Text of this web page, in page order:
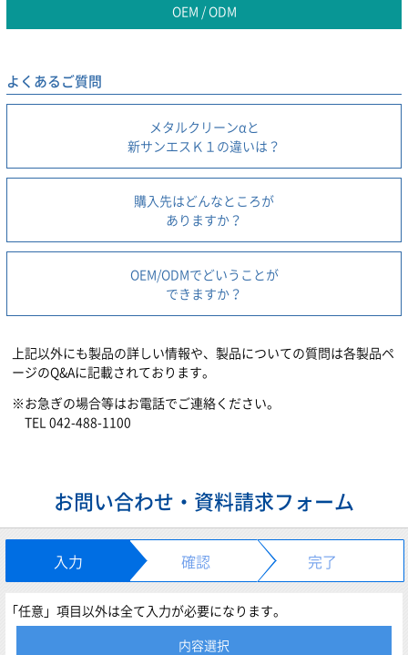
OEM / ODM
よくあるご質問
メタルクリーンαと
新サンエスＫ１の違いは？
購入先はどんなところが
ありますか？
OEM/ODMでどいうことが
できますか？
上記以外にも製品の詳しい情報や、製品についての質問は各製品ペ
ージのQ&Aに記載されております。
お急ぎの場合等はお電話でご連絡ください。
TEL 042-488-1100
お問い合わせ・資料請求フォーム
入力 確認 完了
「任意」項目以外は全て入力が必要になります。
内容選択